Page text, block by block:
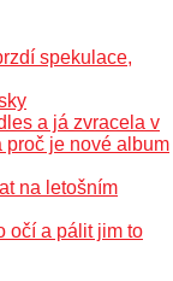
spekulace,
a já zvracela v
proč je nové album
na letošním
očí a pálit jim to